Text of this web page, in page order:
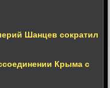
Шанцев сократил
Крыма с